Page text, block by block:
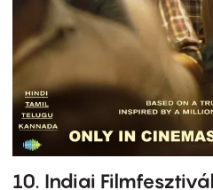
10. Indiai